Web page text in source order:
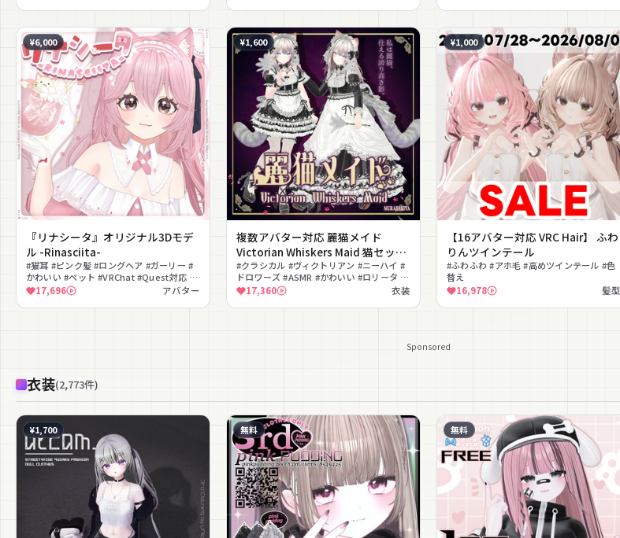
¥6,000
『リナシータ』オリジナル3Dモデ
ル -Rinasciita-
#猫耳 #ピンク髪 #ロングヘア #ガーリー #
かわいい #ペット #VRChat #Quest対応 #
シェイプキー #ドリンク
17,696 アバター
¥1,600
複数アバター対応 麗猫メイド
Victorian Whiskers Maid 猫セット
付 #MURASAKIYA
#クラシカル #ヴィクトリアン #ニーハイ #
ドロワーズ #ASMR #かわいい #ロリータ #
パーティクル
17,360 衣装
¥1,000
【16アバター対応 VRC Hair】 ふわ
りんツインテール
#ふわふわ #アホ毛 #高めツインテール #色
替え
16,978
髪型
Sponsored
衣装(2,773件)
¥1,700 無料 無料